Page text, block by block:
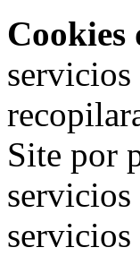
Cookies
servicios
Site por